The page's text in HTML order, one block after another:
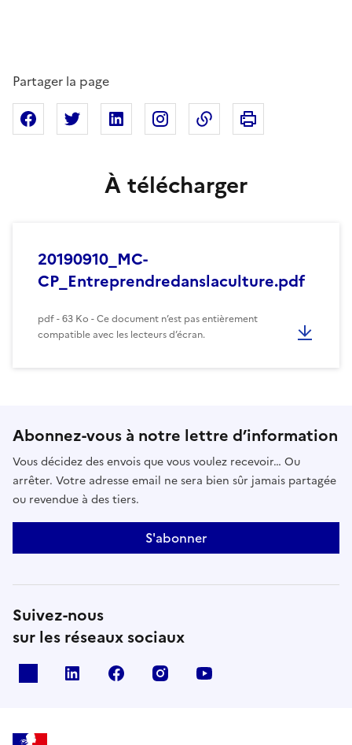
Partager la page
Partager sur Facebook
Partager sur XPartager sur Linkedin
Partager sur Instagram
Copier dans le
Imprimer cette
À télécharger
20190910_MC-
CP_Entreprendredanslaculture.pdf
pdf - 63 Ko - Ce document n’est pas entièrement
compatible avec les lecteurs d’écran.
Abonnez-vous à notre lettre d’information
Vous décidez des envois que vous voulez recevoir… Ou
arrêter. Votre adresse email ne sera bien sûr jamais partagée
ou revendue à des tiers.
S'abonner
Suivez-nous
sur les réseaux sociaux
linkedin facebook instagram